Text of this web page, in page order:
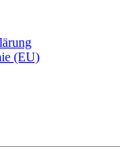
(EU)